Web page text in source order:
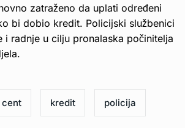
zatraženo da uplati određeni
bi dobio kredit. Policijski službenici
i radnje u cilju pronalaska počinitelja
cent kredit policija